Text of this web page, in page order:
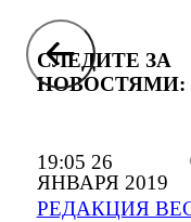
19:05 26
ЯНВАРЯ 2019
РЕДАКЦИЯ
СЛЕДИТЕ ЗА
НОВОСТЯМИ: